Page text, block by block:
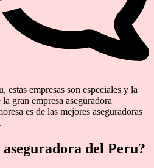
estas empresas son especiales y la
gran empresa aseguradora
es de las mejores aseguradoras
aseguradora del Peru?